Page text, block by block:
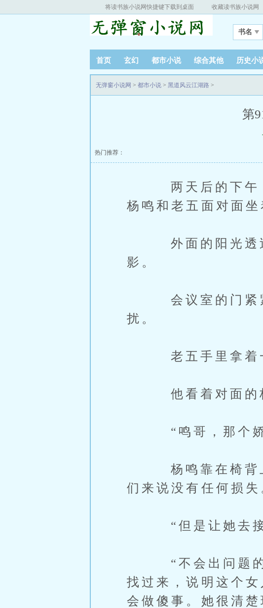
将读书族小说网快捷键下载到桌面 收藏读书族小说网
书名
首页 玄幻 都市小说 综合其他 历史小
无弹窗小说网 > 都市小说 > 黑道风云江湖路 >
第
热门推荐：
两天后的下午，
杨鸣和老五面对面坐
外面的阳光透过
影。
会议室的门紧紧
扰。
老五手里拿着一
他看着对面的杨
“鸣哥，那个娇娇
杨鸣靠在椅背上
们来说没有任何损失
“但是让她去接
“不会出问题的。
找过来，说明这个
会做傻事。她很清